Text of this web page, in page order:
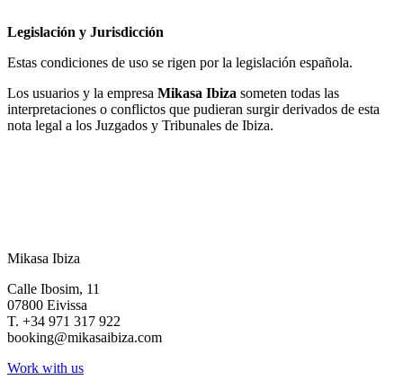
Legislación y Jurisdicción
Estas condiciones de uso se rigen por la legislación española.
Los usuarios y la empresa Mikasa Ibiza someten todas las
interpretaciones o conflictos que pudieran surgir derivados de esta
nota legal a los Juzgados y Tribunales de Ibiza.
Mikasa Ibiza
Calle Ibosim, 11
07800 Eivissa
T. +34 971 317 922
booking@mikasaibiza.com
Work with us